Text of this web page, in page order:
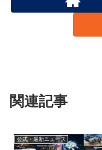
関連記事
公式・最新ニュース